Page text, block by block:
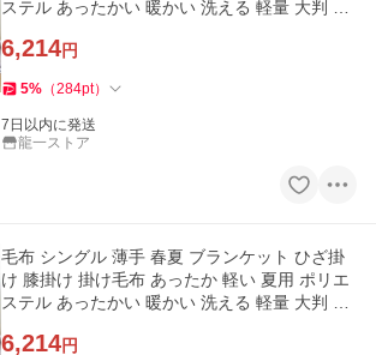
ステル あったかい 暖かい 洗える 軽量 大判 お
6,214円
5% （284pt）
7日以内に発送
龍一ストア
毛布 シングル 薄手 春夏 ブランケット ひざ掛
け 膝掛け 掛け毛布 あったか 軽い 夏用 ポリエ
ステル あったかい 暖かい 洗える 軽量 大判 お
6,214円